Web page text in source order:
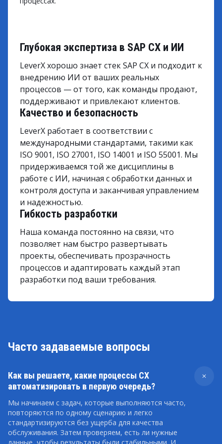
Глубокая экспертиза в SAP CX и ИИ
LeverX хорошо знает стек SAP CX и подходит к
внедрению ИИ от ваших реальных
процессов — от того, как команды продают,
поддерживают и привлекают клиентов.
Качество и безопасность
LeverX работает в соответствии с
международными стандартами, такими как
ISO 9001, ISO 27001, ISO 14001 и ISO 55001. Мы
придерживаемся той же дисциплины в
работе с ИИ, начиная с обработки данных и
контроля доступа и заканчивая управлением
и надежностью.
Гибкость разработки
Наша команда постоянно на связи, что
позволяет нам быстро развертывать
проекты, обеспечивать прозрачность
процессов и адаптировать каждый этап
разработки под ваши требования.
Часто задаваемые вопросы
Как вы решаете, какие процессы CX
автоматизировать в первую очередь?
Мы начинаем с задач, которые выполняются часто,
повторяются по одному сценарию и легко
стандартизируются без ущерба для качества
обслуживания. Затем проверяем, есть ли нужные